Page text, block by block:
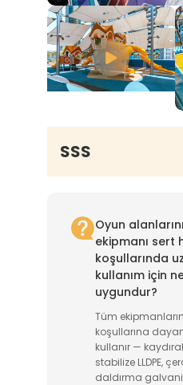
SSS
Oyun
ekipmanı sert
koşullarında
kullanım için
uygundur?
Tüm
koşullarına
kullanır —
stabilize LLDPE,
daldırma